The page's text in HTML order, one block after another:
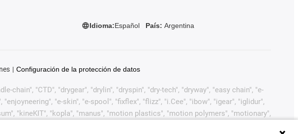
Idioma:Español País: Argentina
Configuración de la protección de datos
chain", "CTD", "drygear", "drylin", "dryspin", "dry-tech", "dryway", "easy chain", "e-
"e-skin", "e-spool", "fixflex", "flizz", "i.Cee", "ibow", "igear", "iglidur",
"kineKIT", "kopla", "manus", "motion plastics", "motion polymers", "motionary",